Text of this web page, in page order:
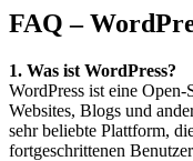
FAQ –
1. Was ist WordPress?
WordPress ist eine
Websites, Blogs und
sehr beliebte Plattform,
fortgeschrittenen